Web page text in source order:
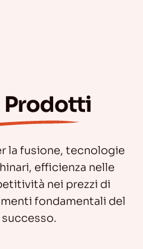
Prodotti
la fusione, tecnologie
efficienza nelle
nei prezzi di
fondamentali del